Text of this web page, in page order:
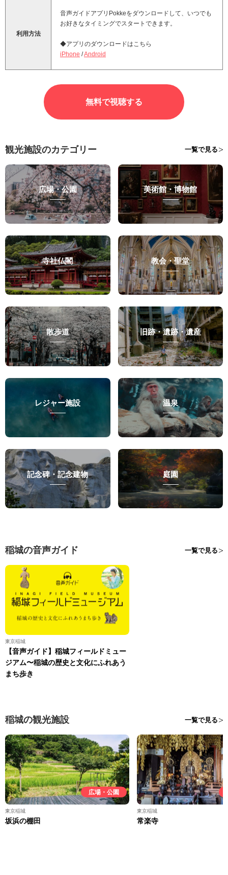
利用方法
音声ガイドアプリPokkeをダウンロードして、いつでも
お好きなタイミングでスタートできます。
◆アプリのダウンロードはこちら
iPhone /Android
無料で視聴する
観光施設のカテゴリー 一覧で見る
広場・公園 美術館・博物館
寺社仏閣 教会・聖堂
散歩道 旧跡・遺跡・遺産
レジャー施設 温泉
記念碑・記念建物 庭園
稲城の音声ガイド 一覧で見る
東京稲城
【音声ガイド】稲城フィールドミュー
ジアム〜稲城の歴史と文化にふれあう
まち歩き
稲城の観光施設 一覧で見る
広場・公園
東京稲城
坂浜の棚田
東京稲城
常楽寺